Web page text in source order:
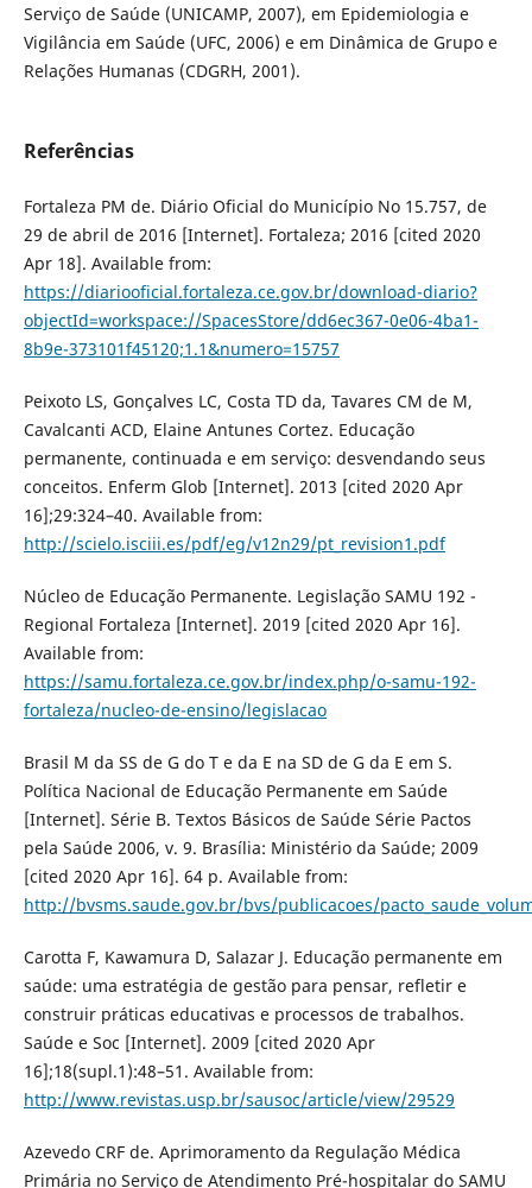
Serviço de Saúde (UNICAMP, 2007), em Epidemiologia e
Vigilância em Saúde (UFC, 2006) e em Dinâmica de Grupo e
Relações Humanas (CDGRH, 2001).
Referências
Fortaleza PM de. Diário Oficial do Município No 15.757, de
29 de abril de 2016 [Internet]. Fortaleza; 2016 [cited 2020
Apr 18]. Available from:
https://diariooficial.fortaleza.ce.gov.br/download-diario?
objectId=workspace://SpacesStore/dd6ec367-0e06-4ba1-
8b9e-373101f45120;1.1&numero=15757
Peixoto LS, Gonçalves LC, Costa TD da, Tavares CM de M,
Cavalcanti ACD, Elaine Antunes Cortez. Educação
permanente, continuada e em serviço: desvendando seus
conceitos. Enferm Glob [Internet]. 2013 [cited 2020 Apr
16];29:324–40. Available from:
http://scielo.isciii.es/pdf/eg/v12n29/pt_revision1.pdf
Núcleo de Educação Permanente. Legislação SAMU 192 -
Regional Fortaleza [Internet]. 2019 [cited 2020 Apr 16].
Available from:
https://samu.fortaleza.ce.gov.br/index.php/o-samu-192-
fortaleza/nucleo-de-ensino/legislacao
Brasil M da SS de G do T e da E na SD de G da E em S.
Política Nacional de Educação Permanente em Saúde
[Internet]. Série B. Textos Básicos de Saúde Série Pactos
pela Saúde 2006, v. 9. Brasília: Ministério da Saúde; 2009
[cited 2020 Apr 16]. 64 p. Available from:
http://bvsms.saude.gov.br/bvs/publicacoes/
Carotta F, Kawamura D, Salazar J. Educação permanente em
saúde: uma estratégia de gestão para pensar, refletir e
construir práticas educativas e processos de trabalhos.
Saúde e Soc [Internet]. 2009 [cited 2020 Apr
16];18(supl.1):48–51. Available from:
http://www.revistas.usp.br/sausoc/article/view/29529
Azevedo CRF de. Aprimoramento da Regulação Médica
Primária no Serviço de Atendimento Pré-hospitalar do SAMU